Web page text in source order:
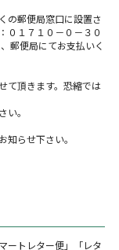
の郵便局窓口に設置さ
０１７１０－０－３０
郵便局にてお支払いく
て頂きます。恐縮では
。
らせ下さい。
ートレター便」「レタ